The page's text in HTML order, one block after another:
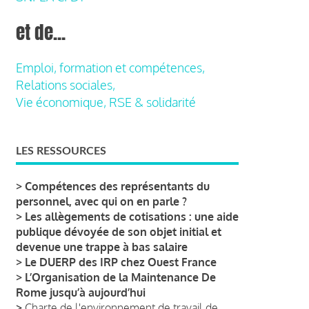
et de...
Emploi, formation et compétences,
Relations sociales,
Vie économique, RSE & solidarité
LES RESSOURCES
> Compétences des représentants du
personnel, avec qui on en parle ?
> Les allègements de cotisations : une aide
publique dévoyée de son objet initial et
devenue une trappe à bas salaire
> Le DUERP des IRP chez Ouest France
> L’Organisation de la Maintenance De
Rome jusqu’à aujourd’hui